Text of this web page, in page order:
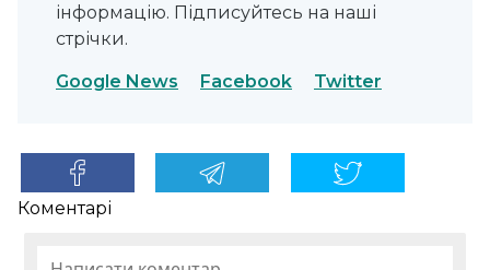
інформацію. Підписуйтесь на наші
стрічки.
Google News Facebook Twitter
Коментарі